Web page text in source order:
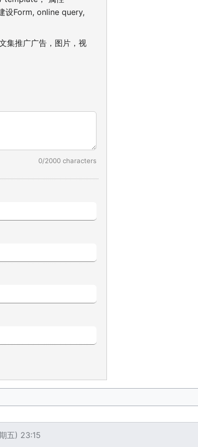
设Form, online query,
集推广广告，图片，视
0/2000 characters
五) 23:15